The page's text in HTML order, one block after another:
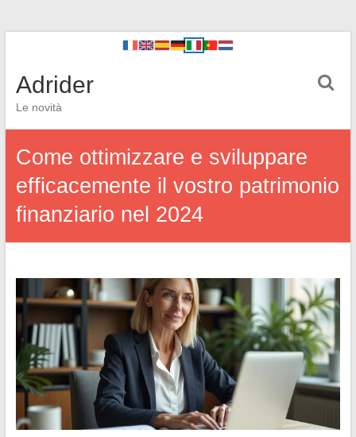
Adrider
Le novità
Come ottimizzare e sviluppare
efficacemente il vostro patrimonio
finanziario nel 2024